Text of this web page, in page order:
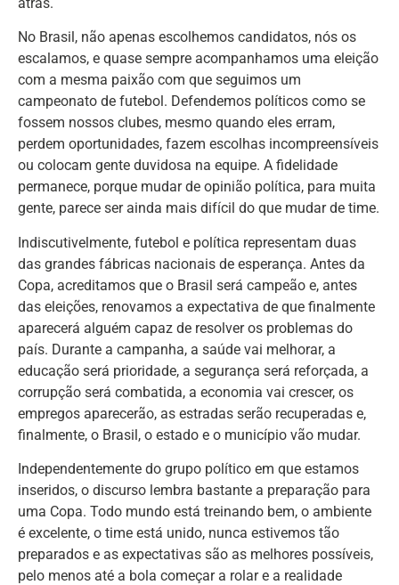
No Brasil, não apenas escolhemos candidatos, nós os
escalamos, e quase sempre acompanhamos uma eleição
com a mesma paixão com que seguimos um
campeonato de futebol. Defendemos políticos como se
fossem nossos clubes, mesmo quando eles erram,
perdem oportunidades, fazem escolhas incompreensíveis
ou colocam gente duvidosa na equipe. A fidelidade
permanece, porque mudar de opinião política, para muita
gente, parece ser ainda mais difícil do que mudar de time.
Indiscutivelmente, futebol e política representam duas
das grandes fábricas nacionais de esperança. Antes da
Copa, acreditamos que o Brasil será campeão e, antes
das eleições, renovamos a expectativa de que finalmente
aparecerá alguém capaz de resolver os problemas do
país. Durante a campanha, a saúde vai melhorar, a
educação será prioridade, a segurança será reforçada, a
corrupção será combatida, a economia vai crescer, os
empregos aparecerão, as estradas serão recuperadas e,
finalmente, o Brasil, o estado e o município vão mudar.
Independentemente do grupo político em que estamos
inseridos, o discurso lembra bastante a preparação para
uma Copa. Todo mundo está treinando bem, o ambiente
é excelente, o time está unido, nunca estivemos tão
preparados e as expectativas são as melhores possíveis,
pelo menos até a bola começar a rolar e a realidade